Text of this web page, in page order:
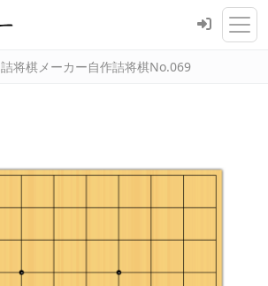
詰将棋メーカー自作詰将棋No.069